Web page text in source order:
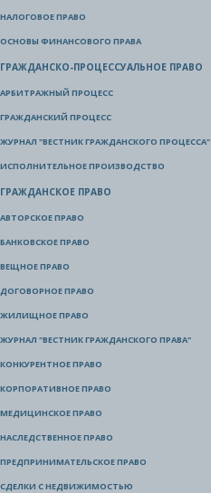
НАЛОГОВОЕ ПРАВО
ОСНОВЫ ФИНАНСОВОГО ПРАВА
ГРАЖДАНСКО-ПРОЦЕССУАЛЬНОЕ ПРАВО
АРБИТРАЖНЫЙ ПРОЦЕСС
ГРАЖДАНСКИЙ ПРОЦЕСС
ЖУРНАЛ "ВЕСТНИК ГРАЖДАНСКОГО ПРОЦЕССА"
ИСПОЛНИТЕЛЬНОЕ ПРОИЗВОДСТВО
ГРАЖДАНСКОЕ ПРАВО
АВТОРСКОЕ ПРАВО
БАНКОВСКОЕ ПРАВО
ВЕЩНОЕ ПРАВО
ДОГОВОРНОЕ ПРАВО
ЖИЛИЩНОЕ ПРАВО
ЖУРНАЛ "ВЕСТНИК ГРАЖДАНСКОГО ПРАВА"
КОНКУРЕНТНОЕ ПРАВО
КОРПОРАТИВНОЕ ПРАВО
МЕДИЦИНСКОЕ ПРАВО
НАСЛЕДСТВЕННОЕ ПРАВО
ПРЕДПРИНИМАТЕЛЬСКОЕ ПРАВО
СДЕЛКИ С НЕДВИЖИМОСТЬЮ